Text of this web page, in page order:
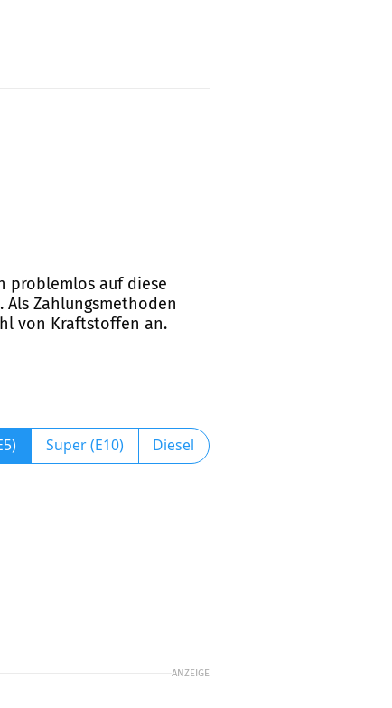
problemlos auf diese
Zahlungsmethoden
von Kraftstoffen an.
Super (E10) Diesel
ANZEIGE